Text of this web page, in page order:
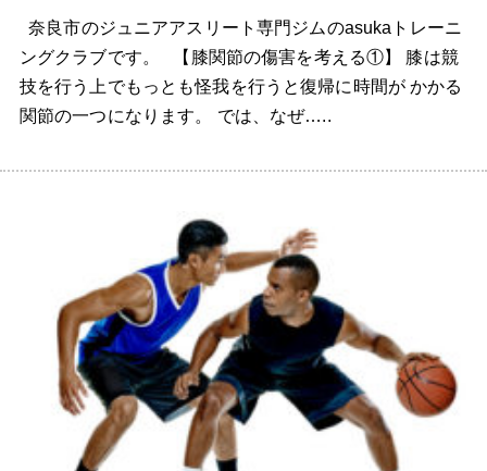
奈良市のジュニアアスリート専門ジムのasukaトレーニ
ングクラブです。 【膝関節の傷害を考える①】 膝は競
技を行う上でもっとも怪我を行うと復帰に時間が かかる
関節の一つになります。 では、なぜ…..